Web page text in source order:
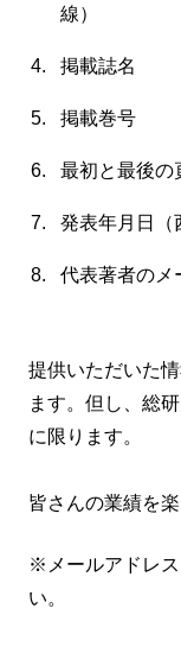
線）
掲載誌名
掲載巻号
最初と最後の
発表年月日（
代表著者のメ
提供いただいた
ます。但し、総
に限ります。
皆さんの業績を
※メールアドレ
い。